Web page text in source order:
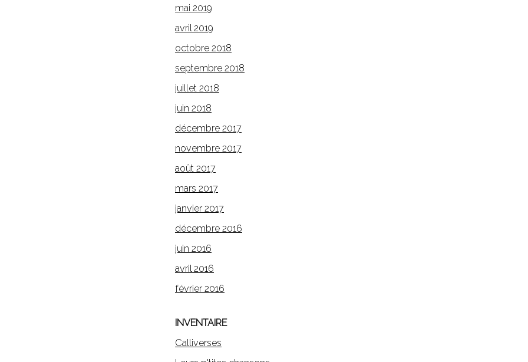
mai 2019
avril 2019
octobre 2018
septembre 2018
juillet 2018
juin 2018
décembre 2017
novembre 2017
août 2017
mars 2017
janvier 2017
décembre 2016
juin 2016
avril 2016
février 2016
INVENTAIRE
Calliverses